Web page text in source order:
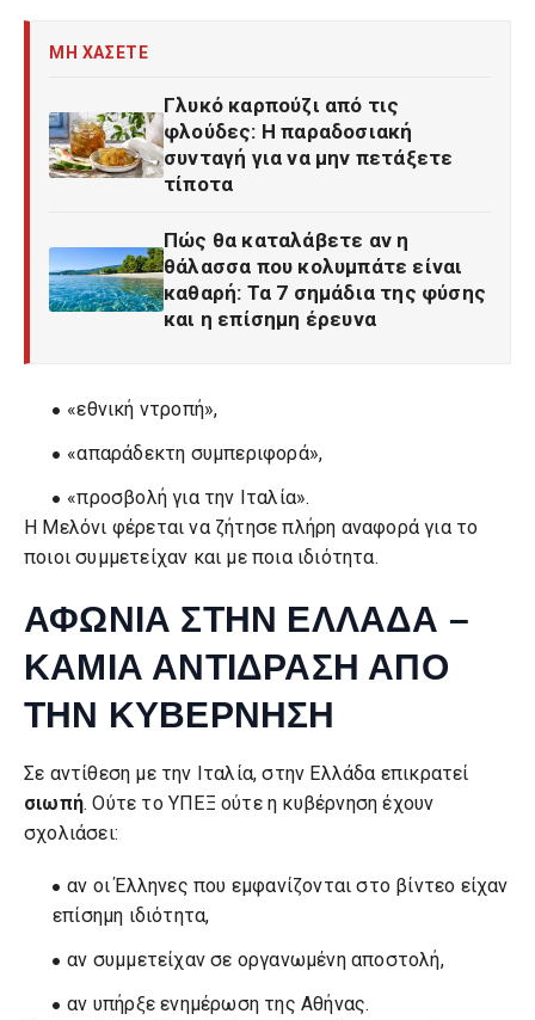
ΜΗ ΧΑΣΕΤΕ
Γλυκό καρπούζι από τις
φλούδες: Η παραδοσιακή
συνταγή για να μην πετάξετε
τίποτα
Πώς θα καταλάβετε αν η
θάλασσα που κολυμπάτε είναι
καθαρή: Τα 7 σημάδια της φύσης
και η επίσημη έρευνα
«εθνική ντροπή»,
«απαράδεκτη συμπεριφορά»,
«προσβολή για την Ιταλία».
Η Μελόνι φέρεται να ζήτησε πλήρη αναφορά για το
ποιοι συμμετείχαν και με ποια ιδιότητα.
ΑΦΩΝΙΑ ΣΤΗΝ ΕΛΛΑΔΑ –
ΚΑΜΙΑ ΑΝΤΙΔΡΑΣΗ ΑΠΟ
ΤΗΝ ΚΥΒΕΡΝΗΣΗ
Σε αντίθεση με την Ιταλία, στην Ελλάδα επικρατεί
σιωπή. Ούτε το ΥΠΕΞ ούτε η κυβέρνηση έχουν
σχολιάσει:
αν οι Έλληνες που εμφανίζονται στο βίντεο είχαν
επίσημη ιδιότητα,
αν συμμετείχαν σε οργανωμένη αποστολή,
αν υπήρξε ενημέρωση της Αθήνας.